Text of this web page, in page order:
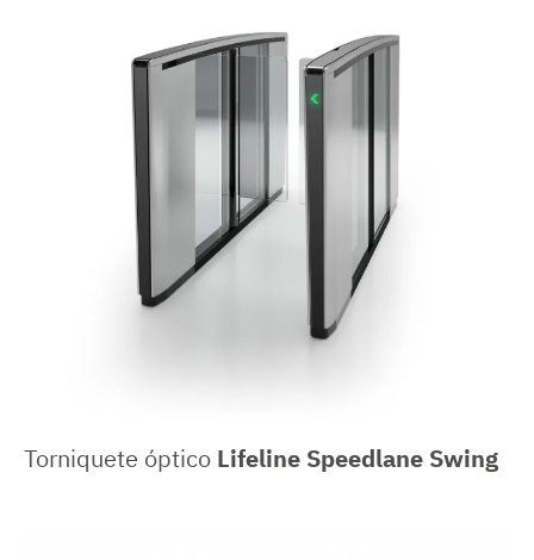
Torniquete óptico Lifeline Speedlane Swing